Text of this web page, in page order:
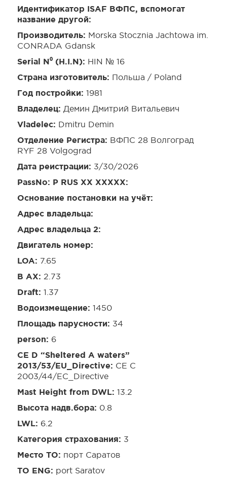
Идентификатор ISAF ВФПС, вспомогат
название другой:
Производитель: Morska Stocznia Jachtowa im.
CONRADA Gdansk
Serial N⁰ (H.I.N): HIN № 16
Страна изготовитель: Польша / Poland
Год постройки: 1981
Владелец: Демин Дмитрий Витальевич
Vladelec: Dmitru Demin
Отделение Регистра: ВФПС 28 Волгоград
RYF 28 Volgograd
Дата реистрации: 3/30/2026
PassNo: P RUS XX XXXXX:
Основание постановки на учёт:
Адрес владельца:
Адрес владельца 2:
Двигатель номер:
LOA: 7.65
B AX: 2.73
Draft: 1.37
Водоизмещение: 1450
Площадь парусности: 34
person: 6
CE D “Sheltered A waters”
2013/53/EU_Directive: CE C
2003/44/EC_Directive
Mast Height from DWL: 13.2
Высота надв.бора: 0.8
LWL: 6.2
Категория страхования: 3
Место ТО: порт Саратов
TO ENG: port Saratov